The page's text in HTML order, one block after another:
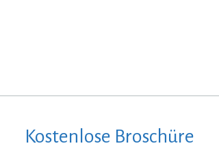
Kostenlose Broschüre